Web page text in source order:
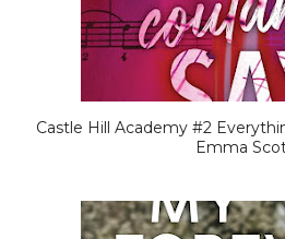
Castle Hill Academy #2
Emma